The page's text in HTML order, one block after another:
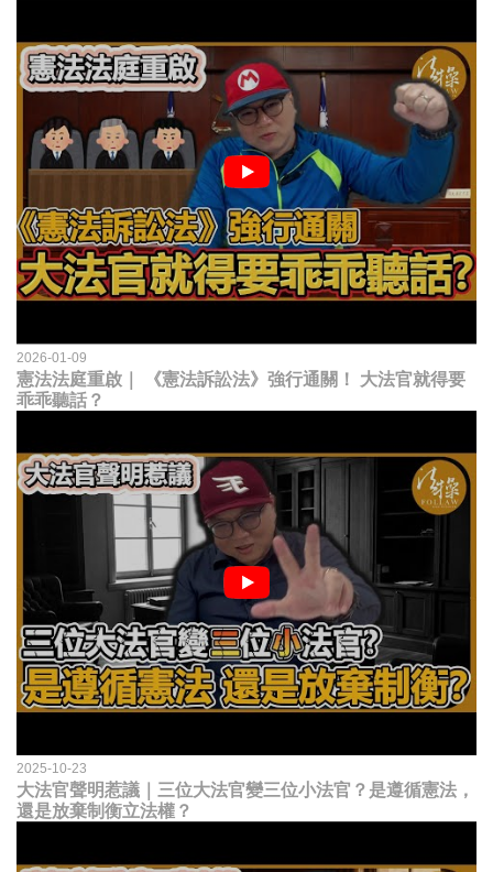
2026-01-09
憲法法庭重啟｜ 《憲法訴訟法》強行通關！ 大法官就得要
乖乖聽話？
2025-10-23
大法官聲明惹議｜三位大法官變三位小法官？是遵循憲法，
還是放棄制衡立法權？